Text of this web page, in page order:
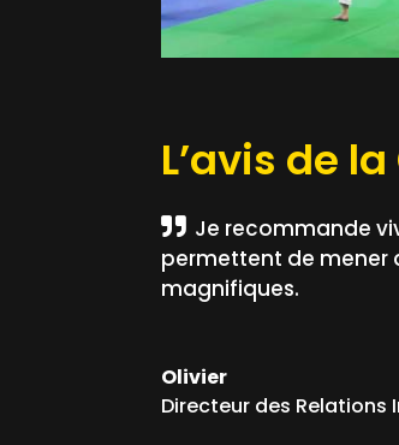
L’avis de
Je recommande
permettent de mener
magnifiques.
Olivier
Directeur des